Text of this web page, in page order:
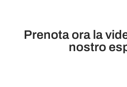
Prenota ora la
nostro